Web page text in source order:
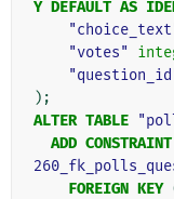
Y DEFAULT AS
"votes"
);
ALTER TABLE
ADD CONSTRAINT
FOREIGN KEY